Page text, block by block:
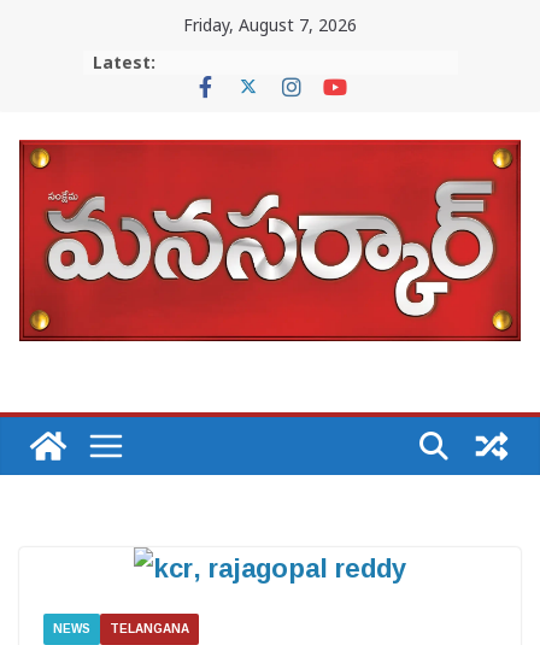
Friday, August 7, 2026
Latest:
NEWS TELANGANA